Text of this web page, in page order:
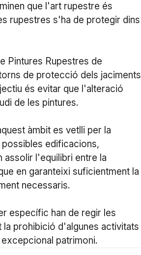
que l'art rupestre és
rupestres s'ha de protegir dins
Pintures Rupestres de
de protecció dels jaciments
és evitar que l'alteració
de les pintures.
àmbit es vetlli per la
edificacions,
assolir l'equilibri entre la
en garanteixi suficientment la
necessaris.
específic han de regir les
prohibició d'algunes activitats
patrimoni.